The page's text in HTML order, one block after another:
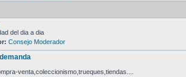
del dia a dia
Consejo Moderador
venta,coleccionismo,trueques,tiendas....